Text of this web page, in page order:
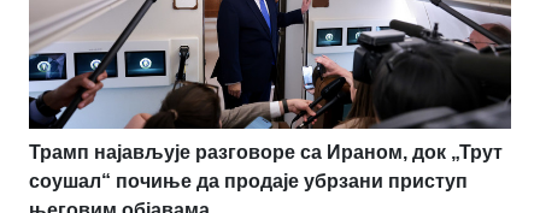
Трамп најављује разговоре са Ираном, док „Трут
соушал“ почиње да продаје убрзани приступ